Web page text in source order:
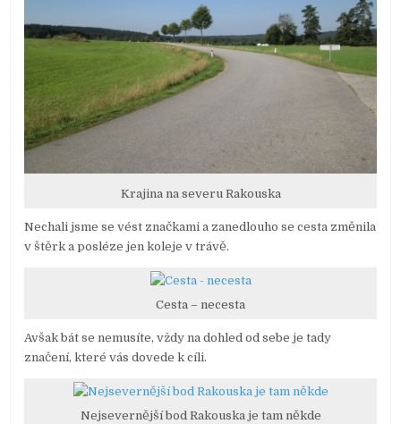
Krajina na severu Rakouska
Nechali jsme se vést značkami a zanedlouho se cesta změnila
v štěrk a posléze jen koleje v trávě.
Cesta – necesta
Avšak bát se nemusíte, vždy na dohled od sebe je tady
značení, které vás dovede k cíli.
Nejsevernější bod Rakouska je tam někde